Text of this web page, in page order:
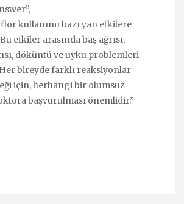
kullanımı bazı yan etkilere
etkiler arasında baş ağrısı,
döküntü ve uyku problemleri
bireyde farklı reaksiyonlar
için, herhangi bir olumsuz
başvurulması önemlidir.”